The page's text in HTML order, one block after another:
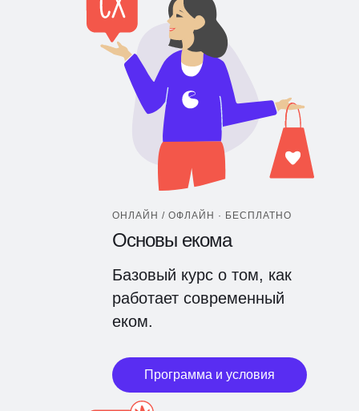
ОНЛАЙН / ОФЛАЙН · БЕСПЛАТНО
Основы екома
Базовый курс о том, как
работает современный
еком.
Программа и условия